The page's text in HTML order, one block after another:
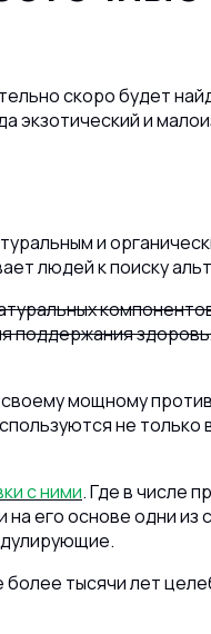
скоро будет
экзотический и
и
людей к поиску
поддержания
мощному
не только
с ними. Где в числе
его основе одни из
тысячи лет